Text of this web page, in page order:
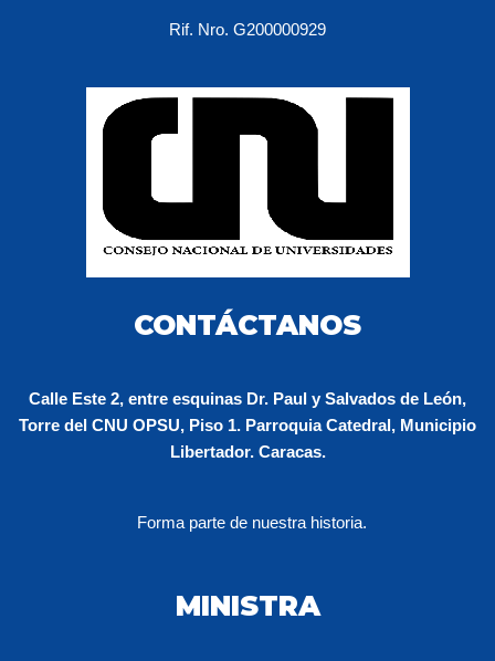
Rif. Nro. G200000929
CONTÁCTANOS
Calle Este 2, entre esquinas Dr. Paul y Salvados de León,
Torre del CNU OPSU, Piso 1. Parroquia Catedral, Municipio
Libertador. Caracas.
Forma parte de nuestra historia.
MINISTRA